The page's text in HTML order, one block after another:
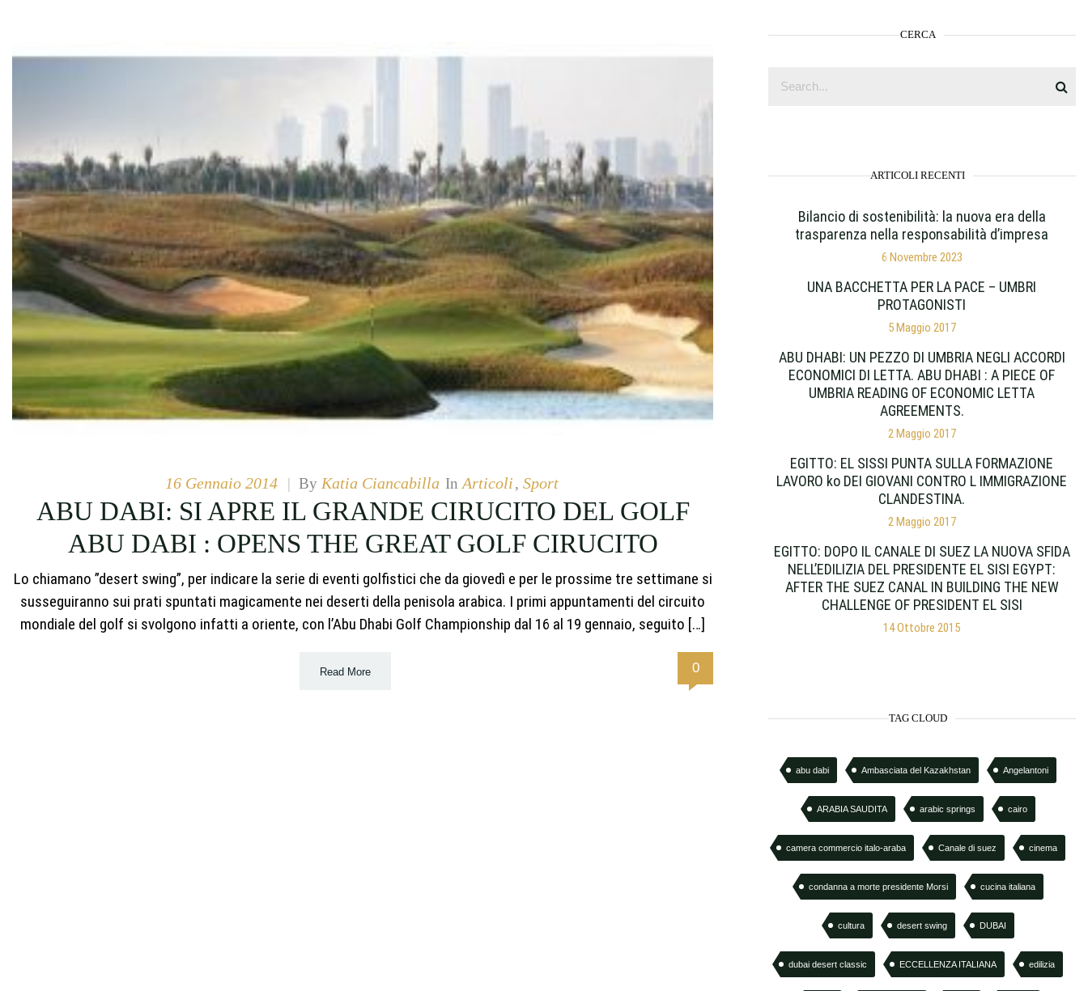
16 Gennaio 2014 | By Katia Ciancabilla In Articoli, Sport
ABU DABI: SI APRE IL GRANDE CIRUCITO DEL GOLF
ABU DABI : OPENS THE GREAT GOLF CIRUCITO
Lo chiamano ”desert swing”, per indicare la serie di eventi golfistici che da giovedì e per le prossime tre settimane si
susseguiranno sui prati spuntati magicamente nei deserti della penisola arabica. I primi appuntamenti del circuito
mondiale del golf si svolgono infatti a oriente, con l’Abu Dhabi Golf Championship dal 16 al 19 gennaio, seguito […]
Read More 0
CERCA
ARTICOLI RECENTI
Bilancio di sostenibilità: la nuova era della
trasparenza nella responsabilità d’impresa
6 Novembre 2023
UNA BACCHETTA PER LA PACE – UMBRI
PROTAGONISTI
5 Maggio 2017
ABU DHABI: UN PEZZO DI UMBRIA NEGLI ACCORDI
ECONOMICI DI LETTA. ABU DHABI : A PIECE OF
UMBRIA READING OF ECONOMIC LETTA
AGREEMENTS.
2 Maggio 2017
EGITTO: EL SISSI PUNTA SULLA FORMAZIONE
LAVORO ko DEI GIOVANI CONTRO L IMMIGRAZIONE
CLANDESTINA.
2 Maggio 2017
EGITTO: DOPO IL CANALE DI SUEZ LA NUOVA SFIDA
NELL’EDILIZIA DEL PRESIDENTE EL SISI EGYPT:
AFTER THE SUEZ CANAL IN BUILDING THE NEW
CHALLENGE OF PRESIDENT EL SISI
14 Ottobre 2015
TAG CLOUD
abu dabi Ambasciata del Kazakhstan Angelantoni
ARABIA SAUDITA arabic springs cairo
camera commercio italo-araba Canale di suez cinema
condanna a morte presidente Morsi cucina italiana
cultura desert swing DUBAI
dubai desert classic ECCELLENZA ITALIANA edilizia